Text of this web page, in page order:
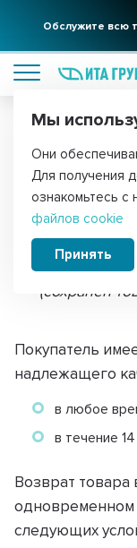
Обслужите всю
Главная
Возврат/
Возврат
(сохранен
Покупатель
надлежащего
в любое
в течение
Возврат
одновременном
следующих
Мы
Они
Для получения
ознакомьтесь с
файлов cookie
Принять